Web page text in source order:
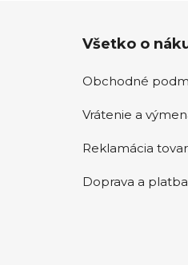
Všetko o
Obchodné
Vrátenie a
Reklamácia
Doprava a platba